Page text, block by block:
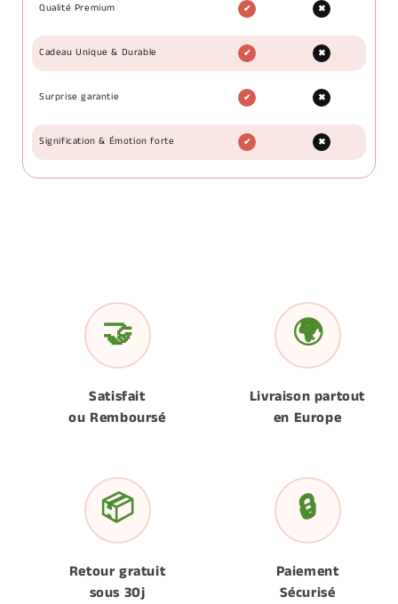
Qualité Premium ✔ ✖
Cadeau Unique & Durable ✔ ✖
Surprise garantie ✔ ✖
Signification & Émotion forte ✔ ✖
🤝
Satisfait
ou Remboursé
🌍
Livraison partout
en Europe
📦
Retour gratuit
sous 30j
🔒
Paiement
Sécurisé